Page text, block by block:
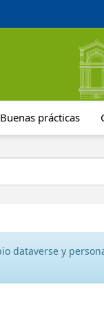
Buenas prácticas
dataverse y